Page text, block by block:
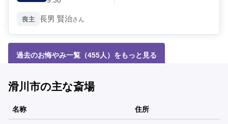
喪主 長男 賢治さん
過去のお悔やみ一覧（455人）をもっと見る
滑川市の主な斎場
名称 住所